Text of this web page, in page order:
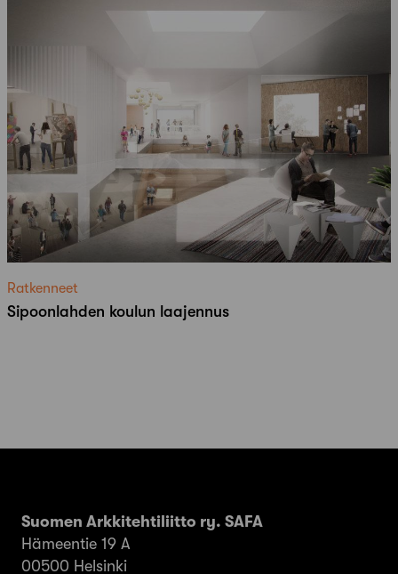
Ratkenneet
Sipoonlahden koulun laajennus
Suomen Arkkitehtiliitto ry. SAFA
Hämeentie 19 A
00500 Helsinki